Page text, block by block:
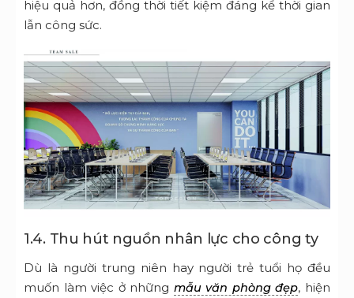
hiệu quả hơn, đồng thời tiết kiệm đáng kể thời gian
lẫn công sức.
1.4. Thu hút nguồn nhân lực cho công ty
Dù là người trung niên hay người trẻ tuổi họ đều
muốn làm việc ở những mẫu văn phòng đẹp, hiện